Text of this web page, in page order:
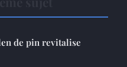
de pin revitalise